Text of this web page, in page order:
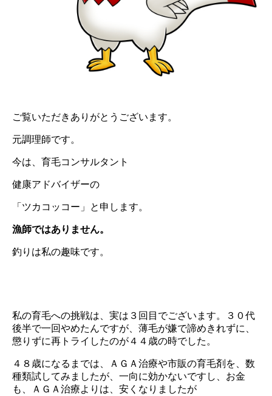
ご覧いただきありがとうございます。
元調理師です。
今は、育毛コンサルタント
健康アドバイザーの
「ツカコッコー」と申します。
漁師ではありません。
釣りは私の趣味です。
私の育毛への挑戦は、実は３回目でございます。３０代
後半で一回やめたんですが、薄毛が嫌で諦めきれずに、
懲りずに再トライしたのが４４歳の時でした。
４８歳になるまでは、ＡＧＡ治療や市販の育毛剤を、数
種類試してみましたが、一向に効かないですし、お金
も、ＡＧＡ治療よりは、安くなりましたが